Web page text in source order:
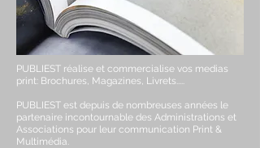
PUBLIEST réalise et commercialise vos medias
print: Brochures, Magazines, Livrets.....
PUBLIEST est depuis de nombreuses années le
partenaire incontournable des Administrations et
Associations pour leur communication Print &
Multimédia.